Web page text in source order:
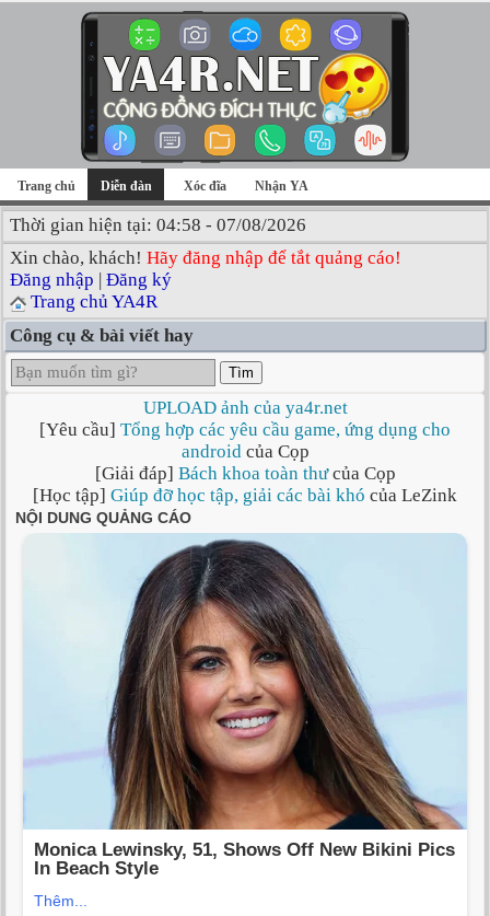
Trang chủ Diễn đàn Xóc đĩa Nhận YA
Thời gian hiện tại: 04:58 - 07/08/2026
Xin chào, khách! Hãy đăng nhập để tắt quảng cáo!
Đăng nhập | Đăng ký
Trang chủ YA4R
Công cụ & bài viết hay
Tìm
UPLOAD ảnh của ya4r.net
[Yêu cầu] Tổng hợp các yêu cầu game, ứng dụng cho
androidcủa Cọp
[Giải đáp] Bách khoa toàn thưcủa Cọp
[Học tập] Giúp đỡ học tập, giải các bài khó của LeZink